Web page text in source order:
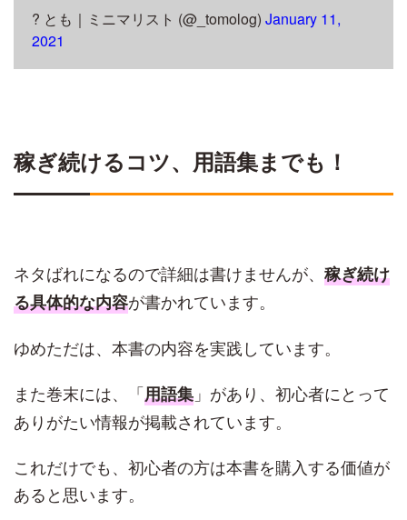
? とも｜ミニマリスト (@_tomolog) January 11,
2021
稼ぎ続けるコツ、用語集までも！
ネタばれになるので詳細は書けませんが、 稼ぎ続け
る具体的な内容が書かれています。
ゆめただは、本書の内容を実践しています。
また巻末には、「用語集 」があり、初心者にとって
ありがたい情報が掲載されています。
これだけでも、初心者の方は本書を購入する価値が
あると思います。